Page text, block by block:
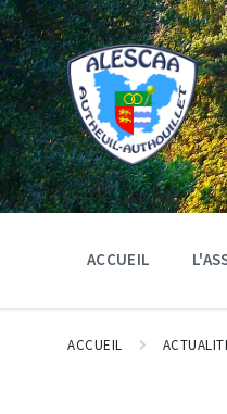
Skip
to
content
Skip
to
main
navigation
Skip
to
footer
ACCUEIL
ACCUEIL